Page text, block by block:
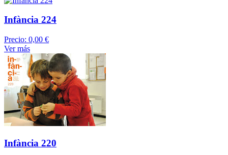
Infància 224
Precio: 0,00 €
Ver más
Infància 220